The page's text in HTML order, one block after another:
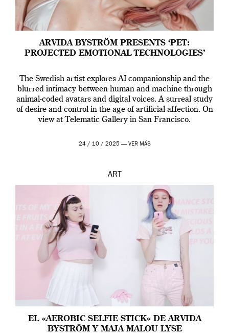
ARVIDA BYSTRÖM PRESENTS ‘PET:
PROJECTED EMOTIONAL TECHNOLOGIES’
The Swedish artist explores AI companionship and the
blurred intimacy between human and machine through
animal-coded avatars and digital voices. A surreal study
of desire and control in the age of artificial affection. On
view at Telematic Gallery in San Francisco.
24 / 10 / 2025 — VER MÁS
ART
EL «AEROBIC SELFIE STICK» DE ARVIDA
BYSTRÖM Y MAJA MALOU LYSE